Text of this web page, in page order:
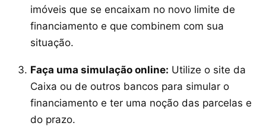
imóveis que se encaixam no novo limite de
financiamento e que combinem com sua
situação.
Faça uma simulação online: Utilize o site da
Caixa ou de outros bancos para simular o
financiamento e ter uma noção das parcelas e
do prazo.